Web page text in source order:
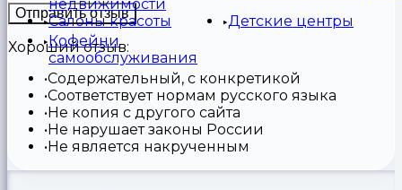
недвижимости
Салоны красоты
Детские центры
Кофейни
самообслуживания
Отправить отзыв
Хороший отзыв:
Содержательный, с конкретикой
Соответствует нормам русского языка
Не копия с другого сайта
Не нарушает законы России
Не является накрученным